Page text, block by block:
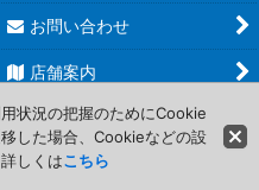
ード
セス
ァ
お問い合わせ
店舗案内
CORE Corporation. All Rights
状況の把握のためにCookie
した場合、Cookieなどの設
しくはこちら